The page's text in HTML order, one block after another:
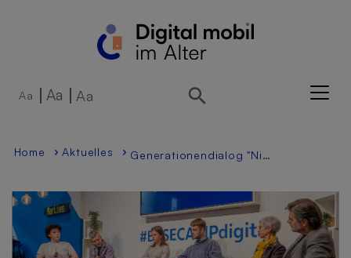
Direkt zur Hauptnavigation springen
Direkt zum Inhalt springen
Aa Aa Aa
Home Aktuelles Generationendialog "Nie allein?" Jetzt im Stream verfügbar!